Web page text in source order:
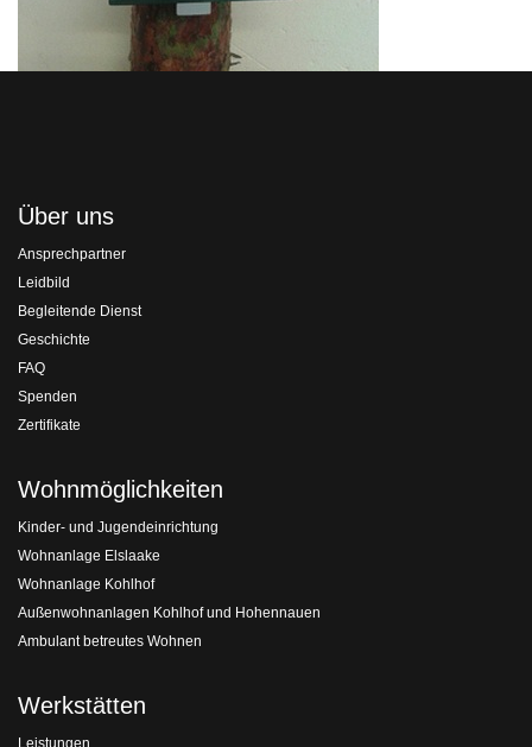
Über uns
Ansprechpartner
Leidbild
Begleitende Dienst
Geschichte
FAQ
Spenden
Zertifikate
Wohnmöglichkeiten
Kinder- und Jugendeinrichtung
Wohnanlage Elslaake
Wohnanlage Kohlhof
Außenwohnanlagen Kohlhof und Hohennauen
Ambulant betreutes Wohnen
Werkstätten
Leistungen